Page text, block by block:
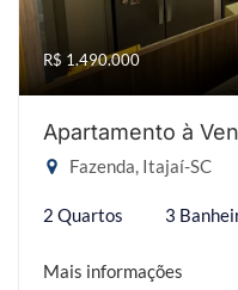
R$ 1.490.000
Apartamento à
Fazenda, Itajaí-SC
2 Quartos 3
Mais informações